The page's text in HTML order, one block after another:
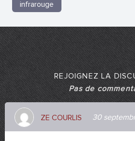
infrarouge
REJOIGNEZ LA
Pas de
ZE COURLIS 30